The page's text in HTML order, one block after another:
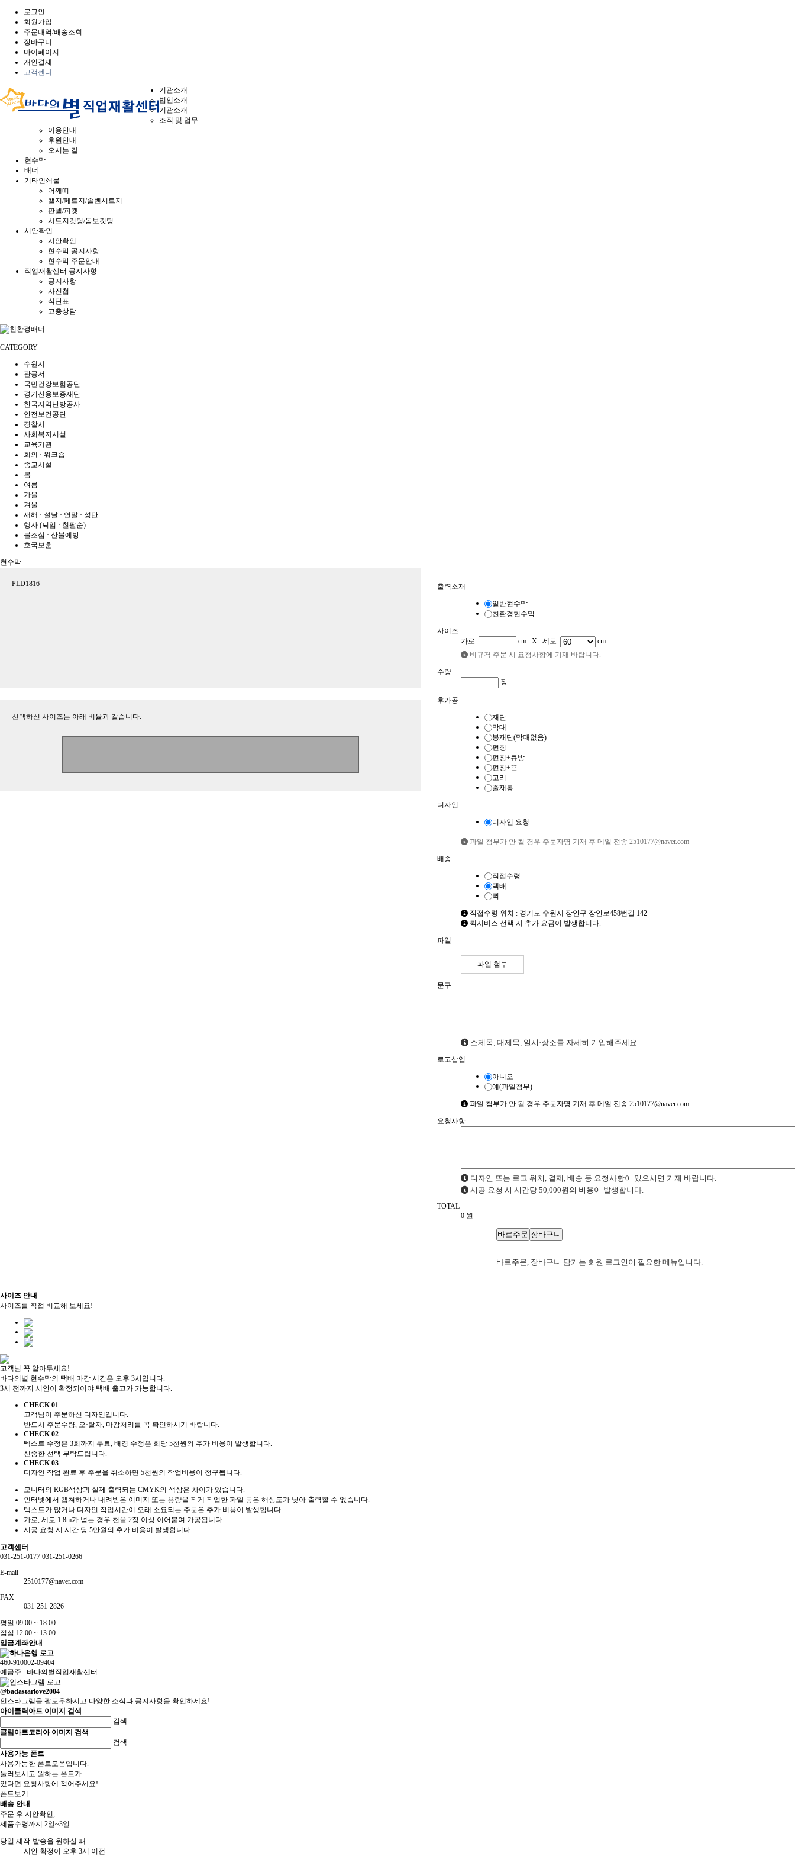
로그인
회원가입
주문내역/배송조회
장바구니
마이페이지
개인결제
고객센터
기관소개
법인소개
기관소개
조직 및 업무
이용안내
후원안내
오시는 길
현수막
배너
기타인쇄물
어깨띠
캘지/페트지/솔벤시트지
판넬/피켓
시트지컷팅/돔보컷팅
시안확인
시안확인
현수막 공지사항
현수막 주문안내
직업재활센터 공지사항
공지사항
사진첩
식단표
고충상담
CATEGORY
수원시
관공서
국민건강보험공단
경기신용보증재단
한국지역난방공사
안전보건공단
경찰서
사회복지시설
교육기관
회의 · 워크숍
종교시설
봄
여름
가을
겨울
새해 · 설날 · 연말 · 성탄
행사 (퇴임 · 칠팔순)
불조심 · 산불예방
호국보훈
현수막
PLD1816
선택하신 사이즈는 아래 비율과 같습니다.
출력소재
일반현수막
친환경현수막
사이즈
가로
cm X 세로
cm
비규격 주문 시 요청사항에 기재 바랍니다.
수량
장
후가공
재단
막대
봉재단(막대없음)
펀칭
펀칭+큐방
펀칭+끈
고리
줄재봉
디자인
디자인 요청
파일 첨부가 안 될 경우 주문자명 기재 후 메일 전송 2510177@naver.com
배송
직접수령
택배
퀵
직접수령 위치 : 경기도 수원시 장안구 장안로458번길 142
퀵서비스 선택 시 추가 요금이 발생합니다.
파일
파일 첨부
문구
소제목, 대제목, 일시·장소를 자세히 기입해주세요.
로고삽입
아니오
예(파일첨부)
파일 첨부가 안 될 경우 주문자명 기재 후 메일 전송 2510177@naver.com
요청사항
디자인 또는 로고 위치, 결제, 배송 등 요청사항이 있으시면 기재 바랍니다.
시공 요청 시 시간당 50,000원의 비용이 발생합니다.
TOTAL
0 원
바로주문, 장바구니 담기는 회원 로그인이 필요한 메뉴입니다.
사이즈 안내
사이즈를 직접 비교해 보세요!
고객님 꼭 알아두세요!
바다의별 현수막의 택배 마감 시간은 오후 3시입니다.
3시 전까지 시안이 확정되어야 택배 출고가 가능합니다.
CHECK 01
고객님이 주문하신 디자인입니다.
반드시 주문수량, 오·탈자, 마감처리를 꼭 확인하시기 바랍니다.
CHECK 02
텍스트 수정은 3회까지 무료, 배경 수정은 회당 5천원의 추가 비용이 발생합니다.
신중한 선택 부탁드립니다.
CHECK 03
디자인 작업 완료 후 주문을 취소하면 5천원의 작업비용이 청구됩니다.
모니터의 RGB색상과 실제 출력되는 CMYK의 색상은 차이가 있습니다.
인터넷에서 캡쳐하거나 내려받은 이미지 또는 용량을 작게 작업한 파일 등은 해상도가 낮아 출력할 수 없습니다.
텍스트가 많거나 디자인 작업시간이 오래 소요되는 주문은 추가 비용이 발생합니다.
가로, 세로 1.8m가 넘는 경우 천을 2장 이상 이어붙여 가공됩니다.
시공 요청 시 시간 당 5만원의 추가 비용이 발생합니다.
고객센터
031-251-0177 031-251-0266
E-mail
2510177@naver.com
FAX
031-251-2826
평일 09:00 ~ 18:00
점심 12:00 ~ 13:00
입금계좌안내
460-910002-09404
예금주 : 바다의별직업재활센터
@badastarlove2004
인스타그램을 팔로우하시고 다양한 소식과 공지사항을 확인하세요!
아이클릭아트 이미지 검색
검색
클립아트코리아 이미지 검색
검색
사용가능 폰트
사용가능한 폰트모음입니다.
둘러보시고 원하는 폰트가
있다면 요청사항에 적어주세요!
폰트보기
배송 안내
주문 후 시안확인,
제품수령까지 2일~3일
당일 제작·발송을 원하실 때
시안 확정이 오후 3시 이전